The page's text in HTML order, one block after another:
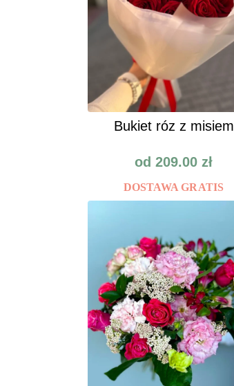
Bukiet róz z misiem
od 209.00 zł
DOSTAWA GRATIS